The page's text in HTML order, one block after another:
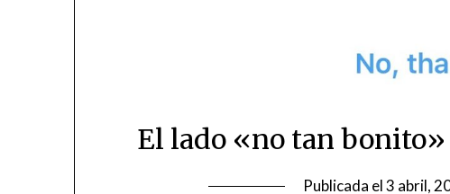
El lado «no tan bonito»
Publicada el3 abril,